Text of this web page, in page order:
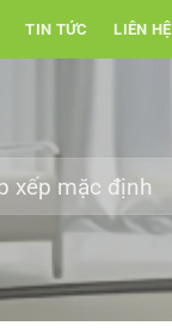
TIN TỨC LIÊN HỆ